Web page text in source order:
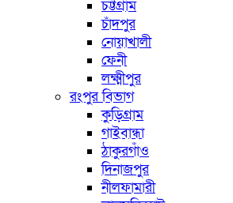
চট্টগ্রাম
চাঁদপুর
নোয়াখালী
ফেনী
লক্ষ্মীপুর
রংপুর বিভাগ
কুড়িগ্রাম
গাইবান্ধা
ঠাকুরগাঁও
দিনাজপুর
নীলফামারী